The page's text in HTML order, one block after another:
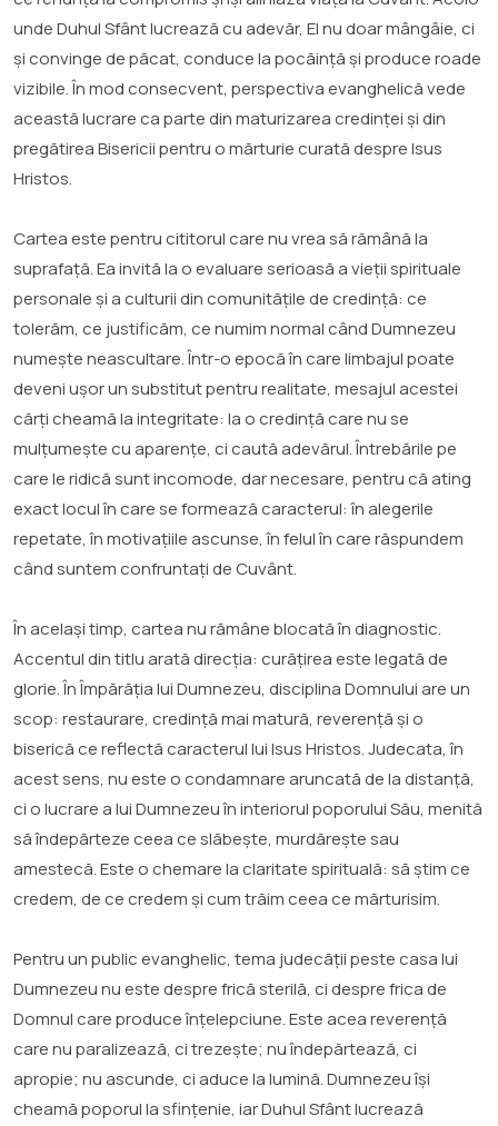
unde Duhul Sfânt lucrează cu adevăr, El nu doar mângâie, ci
și convinge de păcat, conduce la pocăință și produce roade
vizibile. În mod consecvent, perspectiva evanghelică vede
această lucrare ca parte din maturizarea credinței și din
pregătirea Bisericii pentru o mărturie curată despre Isus
Hristos.
Cartea este pentru cititorul care nu vrea să rămână la
suprafață. Ea invită la o evaluare serioasă a vieții spirituale
personale și a culturii din comunitățile de credință: ce
tolerăm, ce justificăm, ce numim normal când Dumnezeu
numește neascultare. Într-o epocă în care limbajul poate
deveni ușor un substitut pentru realitate, mesajul acestei
cărți cheamă la integritate: la o credință care nu se
mulțumește cu aparențe, ci caută adevărul. Întrebările pe
care le ridică sunt incomode, dar necesare, pentru că ating
exact locul în care se formează caracterul: în alegerile
repetate, în motivațiile ascunse, în felul în care răspundem
când suntem confruntați de Cuvânt.
În același timp, cartea nu rămâne blocată în diagnostic.
Accentul din titlu arată direcția: curățirea este legată de
glorie. În Împărăția lui Dumnezeu, disciplina Domnului are un
scop: restaurare, credință mai matură, reverență și o
biserică ce reflectă caracterul lui Isus Hristos. Judecata, în
acest sens, nu este o condamnare aruncată de la distanță,
ci o lucrare a lui Dumnezeu în interiorul poporului Său, menită
să îndepărteze ceea ce slăbește, murdărește sau
amestecă. Este o chemare la claritate spirituală: să știm ce
credem, de ce credem și cum trăim ceea ce mărturisim.
Pentru un public evanghelic, tema judecății peste casa lui
Dumnezeu nu este despre frică sterilă, ci despre frica de
Domnul care produce înțelepciune. Este acea reverență
care nu paralizează, ci trezește; nu îndepărtează, ci
apropie; nu ascunde, ci aduce la lumină. Dumnezeu își
cheamă poporul la sfințenie, iar Duhul Sfânt lucrează